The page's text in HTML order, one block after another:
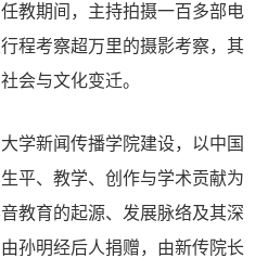
教期间，主持拍摄一百多部电
程考察超万里的摄影考察，其
会与文化变迁。
学新闻传播学院建设，以中国
平、教学、 创作与学术贡献为
教育的起源、发展脉络及其深
孙明经后人捐赠，由新传院长